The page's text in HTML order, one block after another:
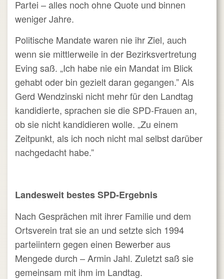
Partei – alles noch ohne Quote und binnen
weniger Jahre.
Politische Mandate waren nie ihr Ziel, auch
wenn sie mittlerweile in der Bezirksvertretung
Eving saß. „Ich habe nie ein Mandat im Blick
gehabt oder bin gezielt daran gegangen.” Als
Gerd Wendzinski nicht mehr für den Landtag
kandidierte, sprachen sie die SPD-Frauen an,
ob sie nicht kandidieren wolle. „Zu einem
Zeitpunkt, als ich noch nicht mal selbst darüber
nachgedacht habe.”
Landesweit bestes SPD-Ergebnis
Nach Gesprächen mit ihrer Familie und dem
Ortsverein trat sie an und setzte sich 1994
parteiintern gegen einen Bewerber aus
Mengede durch – Armin Jahl. Zuletzt saß sie
gemeinsam mit ihm im Landtag.